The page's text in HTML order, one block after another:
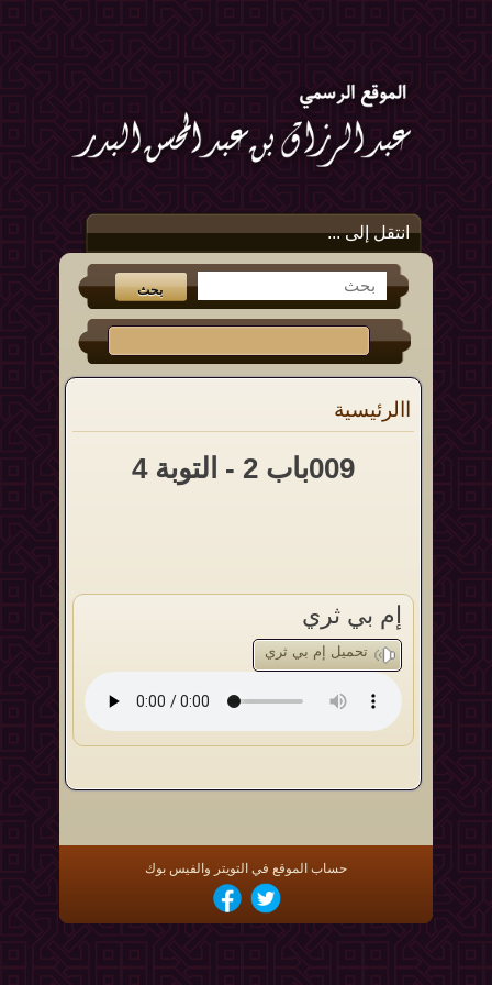
انتقل إلى ...
االرئيسية
009باب 2 - التوبة 4
إم بي ثري
تحميل إم بي ثري
حساب الموقع في التويتر والفيس بوك